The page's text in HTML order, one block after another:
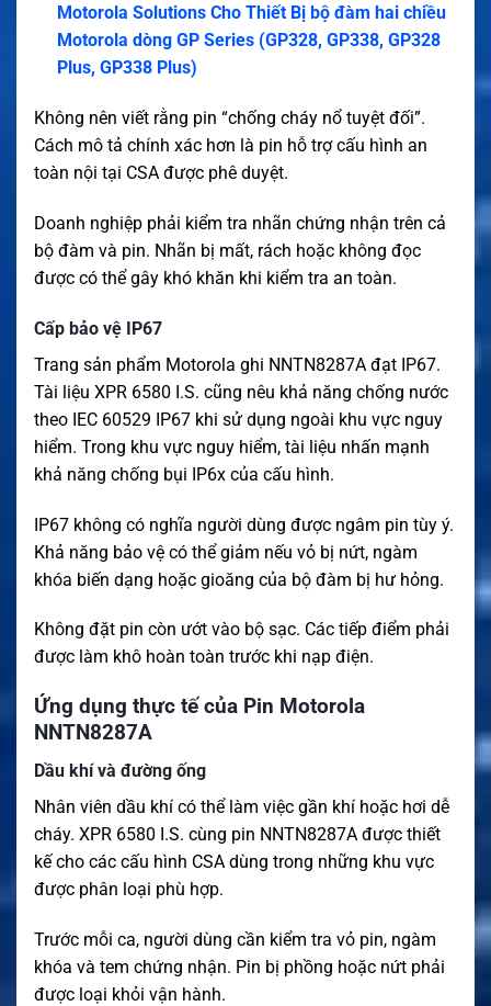
Motorola Solutions Cho Thiết Bị bộ đàm hai chiều
Motorola dòng GP Series (GP328, GP338, GP328
Plus, GP338 Plus)
Không nên viết rằng pin “chống cháy nổ tuyệt đối”.
Cách mô tả chính xác hơn là pin hỗ trợ cấu hình an
toàn nội tại CSA được phê duyệt.
Doanh nghiệp phải kiểm tra nhãn chứng nhận trên cả
bộ đàm và pin. Nhãn bị mất, rách hoặc không đọc
được có thể gây khó khăn khi kiểm tra an toàn.
Cấp bảo vệ IP67
Trang sản phẩm Motorola ghi NNTN8287A đạt IP67.
Tài liệu XPR 6580 I.S. cũng nêu khả năng chống nước
theo IEC 60529 IP67 khi sử dụng ngoài khu vực nguy
hiểm. Trong khu vực nguy hiểm, tài liệu nhấn mạnh
khả năng chống bụi IP6x của cấu hình.
IP67 không có nghĩa người dùng được ngâm pin tùy ý.
Khả năng bảo vệ có thể giảm nếu vỏ bị nứt, ngàm
khóa biến dạng hoặc gioăng của bộ đàm bị hư hỏng.
Không đặt pin còn ướt vào bộ sạc. Các tiếp điểm phải
được làm khô hoàn toàn trước khi nạp điện.
Ứng dụng thực tế của Pin Motorola
NNTN8287A
Dầu khí và đường ống
Nhân viên dầu khí có thể làm việc gần khí hoặc hơi dễ
cháy. XPR 6580 I.S. cùng pin NNTN8287A được thiết
kế cho các cấu hình CSA dùng trong những khu vực
được phân loại phù hợp.
Trước mỗi ca, người dùng cần kiểm tra vỏ pin, ngàm
khóa và tem chứng nhận. Pin bị phồng hoặc nứt phải
được loại khỏi vận hành.